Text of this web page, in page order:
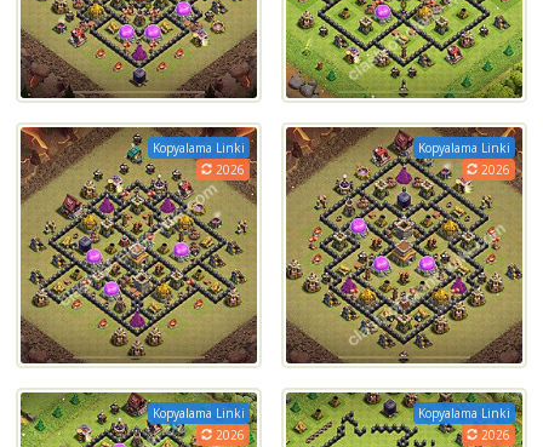
Kopyalama Linki
2026
Kopyalama Linki
2026
Kopyalama Linki
2026
Kopyalama Linki
2026